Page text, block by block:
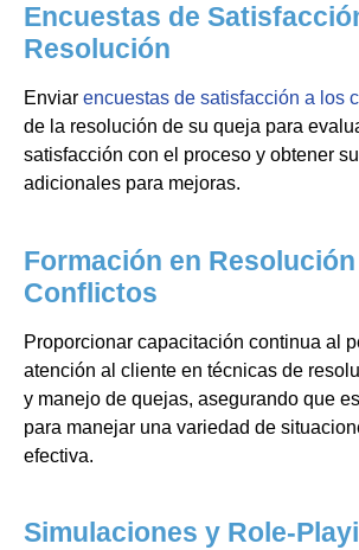
Encuestas de
Resolución
Enviar encuestas de satisfacción a los
de la resolución de su queja para
satisfacción con el proceso y obtener
adicionales para mejoras.
Formación en
Conflictos
Proporcionar capacitación continua al
atención al cliente en técnicas de
y manejo de quejas, asegurando que
para manejar una variedad de
efectiva.
Simulaciones y Role-